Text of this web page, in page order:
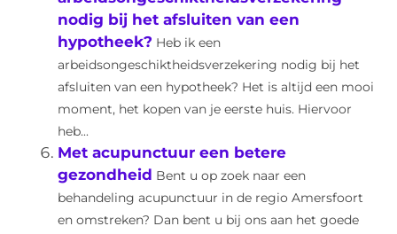
nodig bij het afsluiten van een
hypotheek? Heb ik een
arbeidsongeschiktheidsverzekering nodig bij het
afsluiten van een hypotheek? Het is altijd een mooi
moment, het kopen van je eerste huis. Hiervoor
heb...
Met acupunctuur een betere
gezondheid Bent u op zoek naar een
behandeling acupunctuur in de regio Amersfoort
en omstreken? Dan bent u bij ons aan het goede